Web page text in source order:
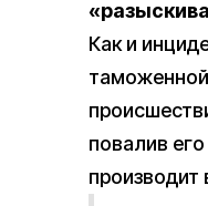
Как и
повалив